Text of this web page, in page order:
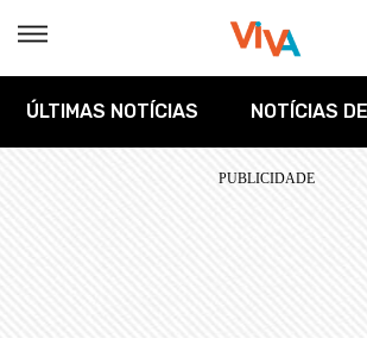
ÚLTIMAS NOTÍCIAS NOTÍCIAS